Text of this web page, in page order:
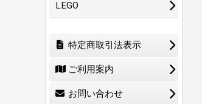
LEGO
特定商取引法表示
ご利用案内
お問い合わせ